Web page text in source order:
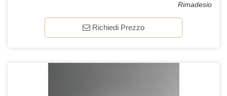
Rimadesio
Richiedi Prezzo